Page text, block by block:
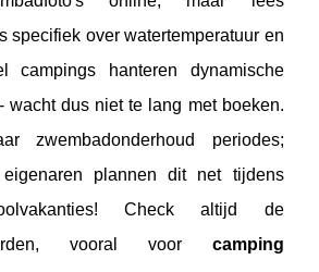
specifiek over watertemperatuur en
campings hanteren dynamische
wacht dus niet te lang met boeken.
zwembadonderhoud periodes;
eigenaren plannen dit net tijdens
Check altijd de
vooral voor camping